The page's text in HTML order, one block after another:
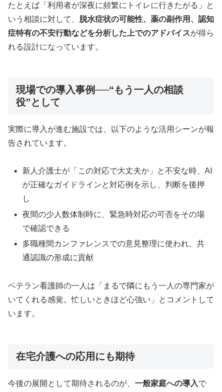
たとえば「利用者が深夜に頻繁にトイレに行きたがる」と
いう相談に対して、 脱水症状の可能性、薬の副作用、認知
症特有の不安行動などを分析した上でのアドバイスが得ら
れる設計になっています。
現場での導入事例──“もう一人の相談
役”として
実際に導入が進む施設では、以下のような活用シーンが報
告されています。
新人介護士が「この対応で大丈夫か」と不安な時、AI
が正確なガイドラインと対応例を示し、判断を後押
し
夜間の少人数体制時に、緊急時対応の可否をその場
で確認できる
多職種間カンファレンスでの意見整理に使われ、共
通認識の形成に貢献
ベテラン看護師の一人は「まるで隣にもう一人の専門家が
いてくれる感覚。忙しいときほど心強い」とコメントして
います。
在宅介護への応用にも期待
今後の展開として期待されるのが、 一般家庭への導入で